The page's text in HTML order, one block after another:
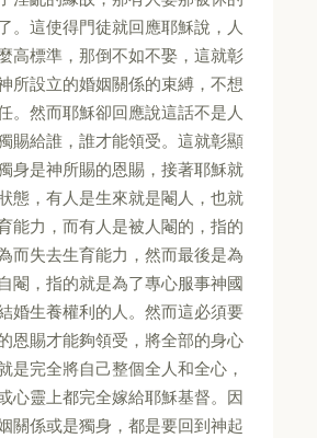
。這使得門徒就回應耶穌說，人
高標準，那倒不如不娶，這就彰
所設立的婚姻關係的束縛，不想
。然而耶穌卻回應說這話不是人
賜給誰，誰才能領受。這就彰顯
身是神所賜的恩賜，接著耶穌就
態，有人是生來就是閹人，也就
能力，而有人是被人閹的，指的
而失去生育能力，然而最後是為
閹，指的就是為了專心服事神國
婚生養權利的人。然而這必須要
恩賜才能夠領受，將全部的身心
是完全將自己整個全人和全心，
心靈上都完全嫁給耶穌基督。因
關係或是獨身，都是要回到神起